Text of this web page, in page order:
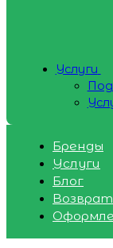
Услуги
Бренды
Услуги
Блог